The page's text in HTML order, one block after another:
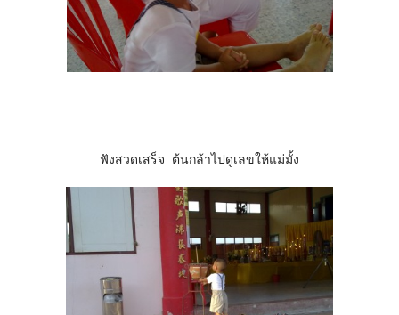
ฟังสวดเสร็จ ต้นกล้าไปดูเลขให้แม่มั้ง